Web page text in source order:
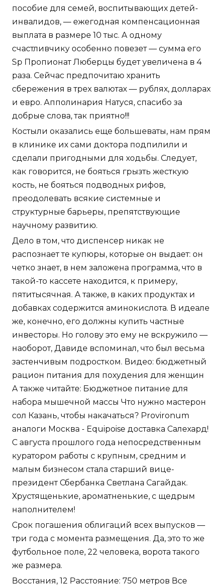
пособие для семей, воспитывающих детей-
инвалидов, — ежегодная компенсационная
выплата в размере 10 тыс. А одному
счастливчику особенно повезет — сумма его
Sp Пропионат Люберцы будет увеличена в 4
раза. Сейчас предпочитаю хранить
сбережения в трех валютах — рублях, долларах
и евро. Апполинария Натуся, спасибо за
добрые слова, так приятно!!!
Костыли оказались еще большеваты, нам прям
в клинике их сами доктора подпилили и
сделали пригодными для ходьбы. Следует,
как говорится, не бояться грызть жесткую
кость, не бояться подводных рифов,
преодолевать всякие системные и
структурные барьеры, препятствующие
научному развитию.
Дело в том, что диспенсер никак не
распознает те купюры, которые он выдает: он
четко знает, в нем заложена программа, что в
такой-то кассете находится, к примеру,
пятитысячная. А также, в каких продуктах и
добавках содержится аминокислота. В идеале
же, конечно, его должны купить частные
инвесторы. Но голову это ему не вскружило —
наоборот, Давиде вспоминал, что был весьма
застенчивым подростком. Видео: бюджетный
рацион питания для похудения для женщин
А также читайте: Бюджетное питание для
набора мышечной массы Что нужно мастерон
сол Казань, чтобы накачаться? Provironum
аналоги Москва - Equipoise доставка Салехард!
С августа прошлого года непосредственным
куратором работы с крупным, средним и
малым бизнесом стала старший вице-
президент Сбербанка Светлана Сагайдак.
Хрустященькие, ароматненькие, с щедрым
наполнителем!
Срок погашения облигаций всех выпусков —
три года с момента размещения. Да, это то же
футбольное поле, 22 человека, ворота такого
же размера.
Восстания, 12 Расстояние: 750 метров Все